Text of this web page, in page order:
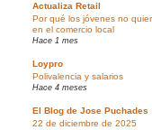
Actualiza Retail
Por qué los jóvenes no
en el comercio local
Hace 1 mes
Loypro
Polivalencia y salarios
Hace 4 meses
El Blog de Jose Puchades
22 de diciembre de 2025